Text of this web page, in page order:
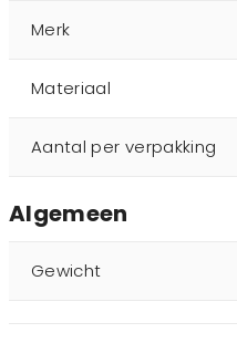
Merk
Materiaal
Aantal per verpakking
Algemeen
Gewicht